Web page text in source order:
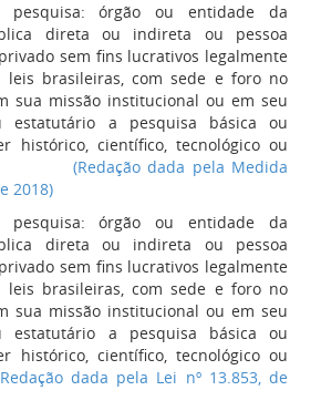
órgão ou entidade da
direta ou indireta ou pessoa
sem fins lucrativos legalmente
leis brasileiras, com sede e foro no
sua missão institucional ou em seu
estatutário a pesquisa básica ou
histórico, científico, tecnológico ou
e (Redação dada pela Medida
2018)
órgão ou entidade da
direta ou indireta ou pessoa
sem fins lucrativos legalmente
leis brasileiras, com sede e foro no
sua missão institucional ou em seu
estatutário a pesquisa básica ou
histórico, científico, tecnológico ou
dada pela Lei nº 13.853, de